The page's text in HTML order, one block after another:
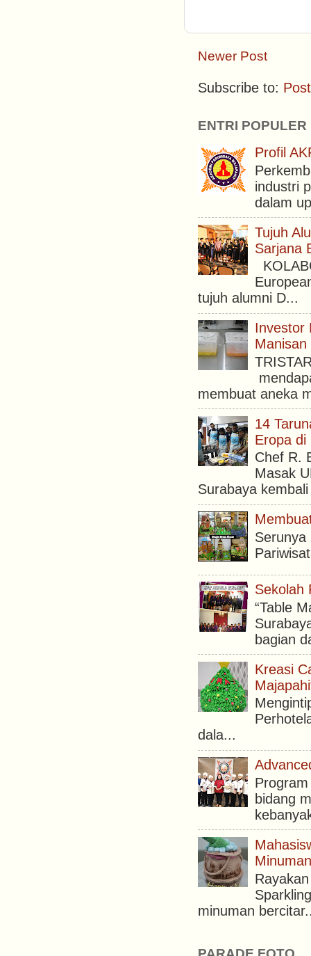
Newer Post
Subscribe to:
ENTRI POPULER
Profil
industri
dalam
Tujuh
Sarjana
tujuh alumni D...
Investor
membuat aneka
14
Eropa di
Chef R.
Masak
Surabaya
Serunya
Sekolah
“Table
bagian
Kreasi
dala...
bidang
minuman